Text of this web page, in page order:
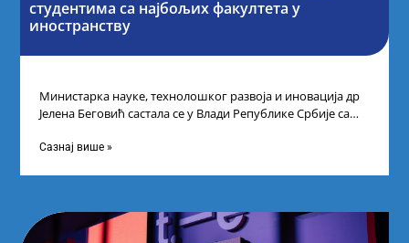
студентима са најбољих факултета у
иностранству
Министарка науке, технолошког развоја и иновација др
Јелена Беговић састала се у Влади Републике Србије са
Сазнај више »